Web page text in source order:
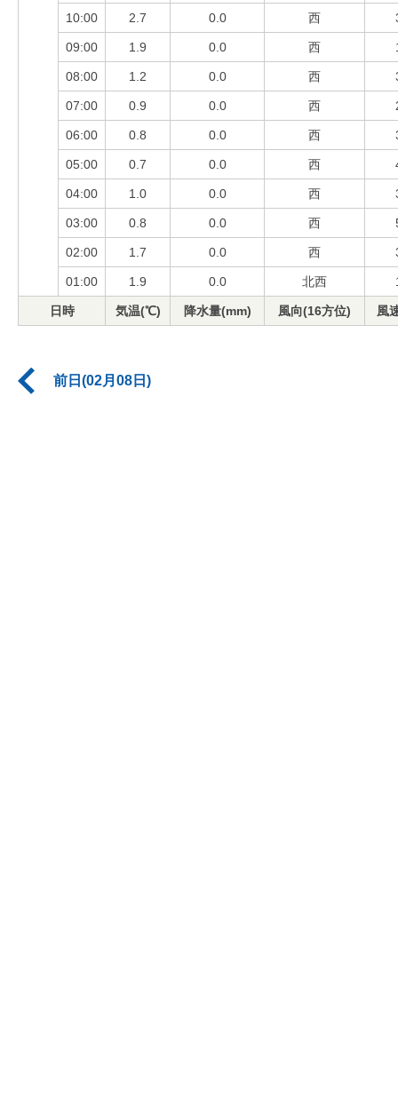
10:00 2.7 0.0 西
09:00 1.9 0.0 西
08:00 1.2 0.0 西
07:00 0.9 0.0 西
06:00 0.8 0.0 西
05:00 0.7 0.0 西
04:00 1.0 0.0 西
03:00 0.8 0.0 西
02:00 1.7 0.0 西
01:00 1.9 0.0 北西
日時 気温(℃) 降水量(mm) 風向(16方位) 風
前日(02月08日)